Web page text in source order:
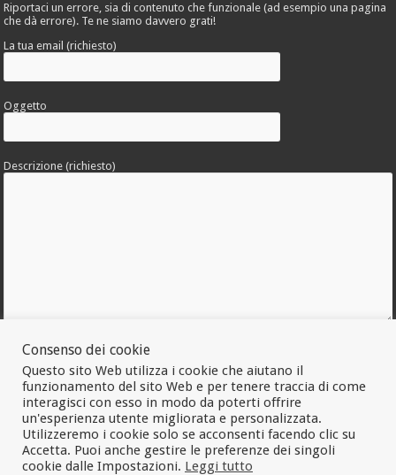
Riportaci un errore, sia di contenuto che funzionale (ad esempio una pagina
che dà errore). Te ne siamo davvero grati!
La tua email (richiesto)
Oggetto
Descrizione (richiesto)
Allega una foto dell'errore
Consenso dei cookie
Questo sito Web utilizza i cookie che aiutano il
funzionamento del sito Web e per tenere traccia di come
interagisci con esso in modo da poterti offrire
un'esperienza utente migliorata e personalizzata.
Utilizzeremo i cookie solo se acconsenti facendo clic su
Accetta. Puoi anche gestire le preferenze dei singoli
cookie dalle Impostazioni. Leggi tutto